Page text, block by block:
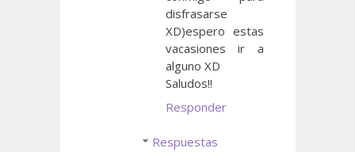
disfrasarse
XD)espero estas
vacasiones ir a
alguno XD
Saludos!!
Responder
Respuestas